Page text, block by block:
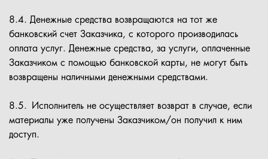
8.4. Денежные средства возвращаются на тот же
банковский счет Заказчика, с которого производилась
оплата услуг. Денежные средства, за услуги, оплаченные
Заказчиком с помощью банковской карты, не могут быть
возвращены наличными денежными средствами.
8.5. Исполнитель не осуществляет возврат в случае, если
материалы уже получены Заказчиком/он получил к ним
доступ.